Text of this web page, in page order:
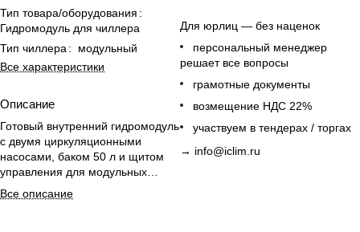
Тип товара/оборудования :
Гидромодуль для чиллера
Тип чиллера :
модульный
Все характеристики
Описание
Готовый внутренний гидромодуль
с двумя циркуляционными
насосами, баком 50 л и щитом
управления для модульных
чиллеров.
Все описание
Для юрлиц — без наценок
персональный менеджер
решает все вопросы
грамотные документы
возмещение НДС 22%
участвуем в тендерах / торгах
→ info@iclim.ru